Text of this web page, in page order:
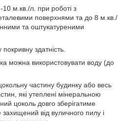
м.кв./л. при роботі з
поверхнями та до 8 м.кв./
та оштукатуреними
здатність.
можна використовувати воду (до
частину будинку або весь
які утеплені мінеральною
цоколь довго зберігатиме
від вуличного пилу і